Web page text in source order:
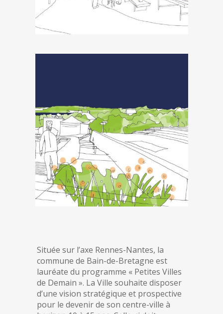
Située sur l’axe Rennes-Nantes, la
commune de Bain-de-Bretagne est
lauréate du programme « Petites Villes
de Demain ». La Ville souhaite disposer
d’une vision stratégique et prospective
pour le devenir de son centre-ville à